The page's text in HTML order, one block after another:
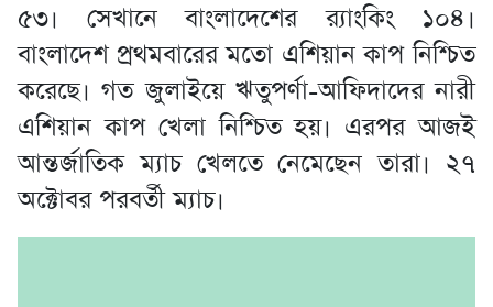
৫৩। সেখানে বাংলাদেশের র‌্যাংকিং ১০৪।
বাংলাদেশ প্রথমবারের মতো এশিয়ান কাপ নিশ্চিত
করেছে। গত জুলাইয়ে ঋতুপর্ণা-আফিদাদের নারী
এশিয়ান কাপ খেলা নিশ্চিত হয়। এরপর আজই
আন্তর্জাতিক ম্যাচ খেলতে নেমেছেন তারা। ২৭
অক্টোবর পরবর্তী ম্যাচ।